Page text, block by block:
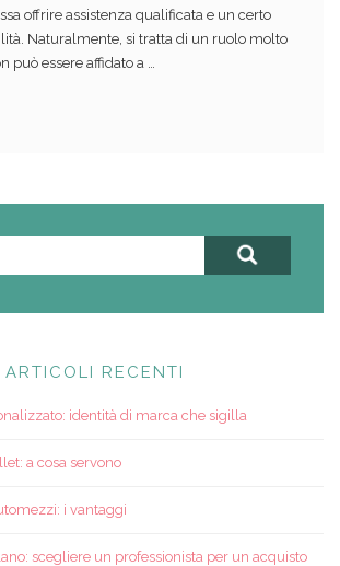
offrire assistenza qualificata e un certo
Naturalmente, si tratta di un ruolo molto
può essere affidato a …
ARTICOLI RECENTI
identità di marca che sigilla
a cosa servono
i vantaggi
scegliere un professionista per un acquisto